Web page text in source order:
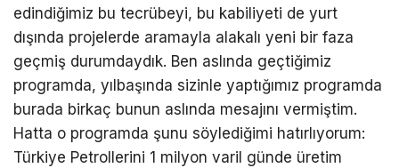
edindiğimiz bu tecrübeyi, bu kabiliyeti de yurt
dışında projelerde aramayla alakalı yeni bir faza
geçmiş durumdaydık. Ben aslında geçtiğimiz
programda, yılbaşında sizinle yaptığımız programda
burada birkaç bunun aslında mesajını vermiştim.
Hatta o programda şunu söylediğimi hatırlıyorum:
Türkiye Petrollerini 1 milyon varil günde üretim